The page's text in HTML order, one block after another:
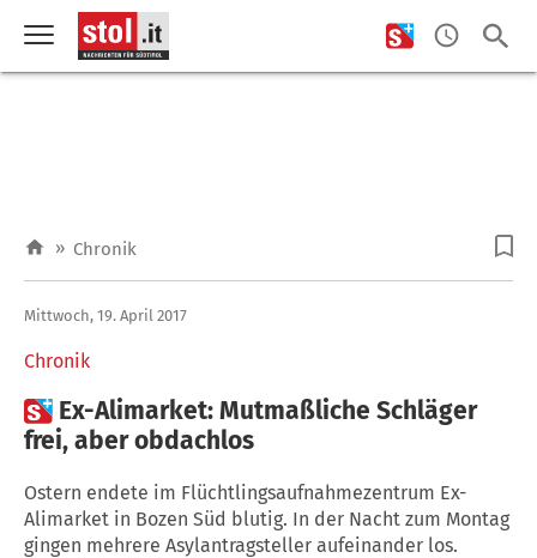
» Chronik
Chronik
Mittwoch, 19. April 2017
 Ex-Alimarket: Mutmaßliche Schläger
frei, aber obdachlos
Ostern endete im Flüchtlingsaufnahmezentrum Ex-
Alimarket in Bozen Süd blutig. In der Nacht zum Montag
gingen mehrere Asylantragsteller aufeinander los.